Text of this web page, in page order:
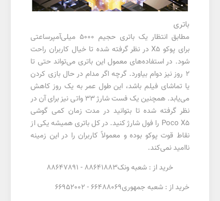
باتری
مطابق انتظار یک باتری حجیم 5000 میلی‌آمپرساعتی
برای پوکو X5 در نظر گرفته شده تا خیال کاربران راحت
شود. در استفاده‌های معمول این باتری می‌تواند حتی تا
2 روز نیز دوام بیاورد. گرچه اگر مدام در حال بازی کردن
یا تماشای فیلم باشد، این طول عمر به یک روز کاهش
می‌یابد. همچنین یک فست شارژ 33 واتی نیز برای آن در
نظر گرفته شده تا بتوانید در مدت زمان کمی گوشی
Poco X5 را فول شارژ کنید. در کل باتری همیشه یکی از
نقاط قوت پوکو بوده و معمولاً کاربران را در این زمینه
ناامید نمی‌کند.
خرید از : شعبه ونک88641883 - 88647891
خرید از : شعبه جمهوری66488069 - 66952002